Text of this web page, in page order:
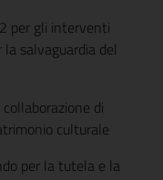
per gli interventi
salvaguardia del
di
culturale
per la tutela e la